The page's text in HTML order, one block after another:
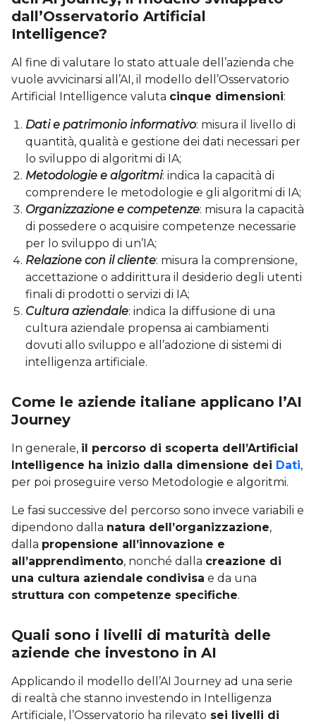
dall’Osservatorio Artificial
Intelligence?
Al fine di valutare lo stato attuale dell’azienda che
vuole avvicinarsi all’AI, il modello dell’Osservatorio
Artificial Intelligence valuta cinque dimensioni:
Dati e patrimonio informativo: misura il livello di
quantità, qualità e gestione dei dati necessari per
lo sviluppo di algoritmi di IA;
Metodologie e algoritmi: indica la capacità di
comprendere le metodologie e gli algoritmi di IA;
Organizzazione e competenze: misura la capacità
di possedere o acquisire competenze necessarie
per lo sviluppo di un’IA;
Relazione con il cliente: misura la comprensione,
accettazione o addirittura il desiderio degli utenti
finali di prodotti o servizi di IA;
Cultura aziendale: indica la diffusione di una
cultura aziendale propensa ai cambiamenti
dovuti allo sviluppo e all’adozione di sistemi di
intelligenza artificiale.
Come le aziende italiane applicano l’AI
Journey
In generale, il percorso di scoperta dell’Artificial
Intelligence ha inizio dalla dimensione dei Dati,
per poi proseguire verso Metodologie e algoritmi.
Le fasi successive del percorso sono invece variabili e
dipendono dalla natura dell’organizzazione,
dalla propensione all’innovazione e
all’apprendimento, nonché dalla creazione di
una cultura aziendale condivisa e da una
struttura con competenze specifiche.
Quali sono i livelli di maturità delle
aziende che investono in AI
Applicando il modello dell’AI Journey ad una serie
di realtà che stanno investendo in Intelligenza
Artificiale, l’Osservatorio ha rilevato sei livelli di